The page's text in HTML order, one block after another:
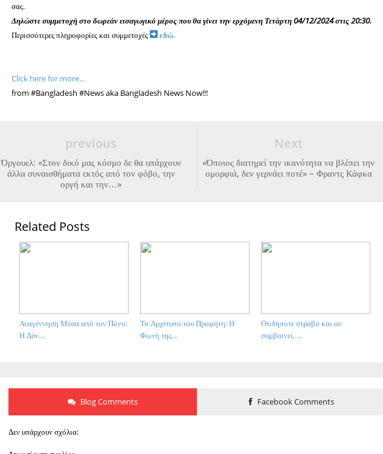
σας.
Δηλώστε συμμετοχή στο δωρεάν εισαγωγικό μέρος που θα γίνει την ερχόμενη Τετάρτη 04/12/2024 στις 20:30.
Περισσότερες πληροφορίες και συμμετοχές
εδώ.
Click here for more...
from #Bangladesh #News aka Bangladesh News Now!!!
Next
«Όποιος διατηρεί την ικανότητα να βλέπει την
ομορφιά, δεν γερνάει ποτέ» – Φραντς Κάφκα
previous
Όργουελ: «Στον δικό μας κόσμο δε θα υπάρχουν
άλλα συναισθήματα εκτός από τον φόβο, την
οργή και την…»
Related Posts
Οτιδήποτε στραβό και αν
συμβαίνει, ...
Το Αρχέτυπο του Προφήτη: Η
Φωνή της...
Αναγέννηση Μέσα από τον Πόνο:
Η Δύν...
Blog Comments Facebook Comments
Δεν υπάρχουν σχόλια: